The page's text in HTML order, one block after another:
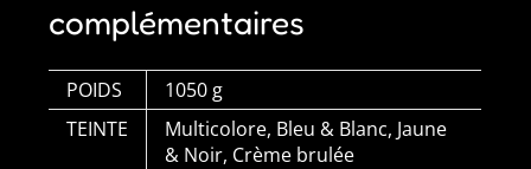
complémentaires
POIDS
1050 g
TEINTE
Multicolore, Bleu & Blanc, Jaune
& Noir, Crème brulée